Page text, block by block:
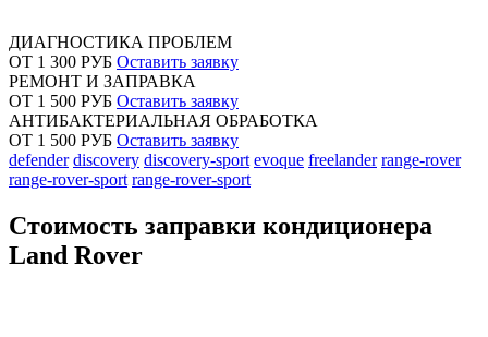
ДИАГНОСТИКА ПРОБЛЕМ
ОТ 1 300 РУБ Оставить заявку
РЕМОНТ И ЗАПРАВКА
ОТ 1 500 РУБ Оставить заявку
АНТИБАКТЕРИАЛЬНАЯ ОБРАБОТКА
ОТ 1 500 РУБ Оставить заявку
defender discovery discovery-sport evoque freelander range-rover
range-rover-sport range-rover-sport
Стоимость заправки кондиционера
Land Rover